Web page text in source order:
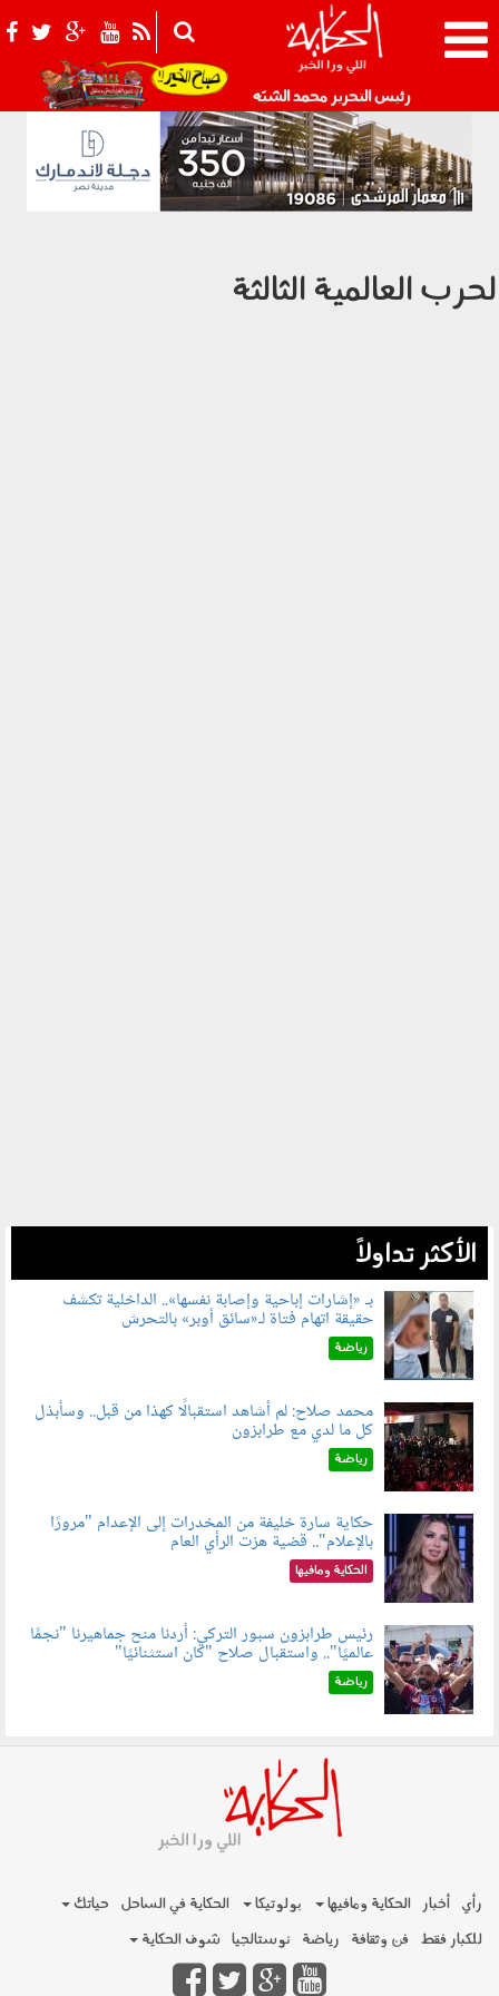
رئيس التحرير محمد الشبّه 021_2.png
العالمية الثالثة
الأكثر تداولاً
060804.jpg
بـ «إشارات إباحية وإصابة نفسها».. الداخلية تكشف
حقيقة اتهام فتاة لـ«سائق أوبر» بالتحرش
رياضة
060802.jpg
محمد صلاح: لم أشاهد استقبالًا كهذا من قبل.. وسأبذل
كل ما لدي مع طرابزون
رياضة
060801.jpeg
حكاية سارة خليفة من المخدرات إلى الإعدام "مرورًا
بالإعلام".. قضية هزت الرأي العام
الحكاية ومافيها
060803.jpg
رئيس طرابزون سبور التركي: أردنا منح جماهيرنا "نجمًا
عالميًا".. واستقبال صلاح "كان استثنائيًا"
رياضة
رأي أخبار الحكاية ومافيها بولوتيكا الحكاية في الساحل
حياتك
للكبار فقط فن وثقافة رياضة نوستالجيا شوف الحكاية